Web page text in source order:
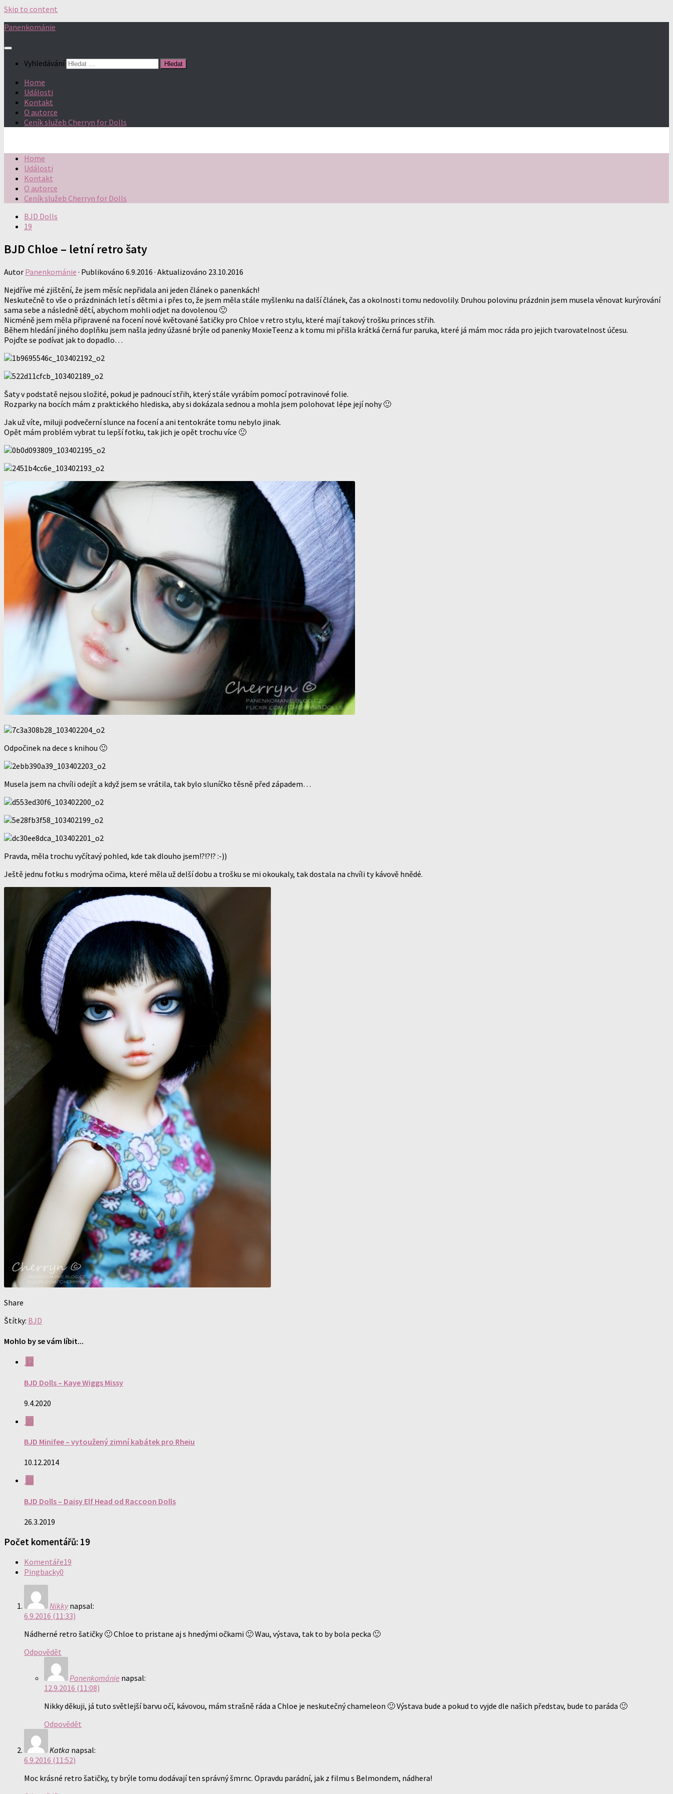
Skip to content
Panenkománie
Vyhledávání
Home
Události
Kontakt
O autorce
Ceník služeb Cherryn for Dolls
Home
Události
Kontakt
O autorce
Ceník služeb Cherryn for Dolls
BJD Dolls
19
BJD Chloe – letní retro šaty
Autor Panenkománie · Publikováno 6.9.2016 · Aktualizováno 23.10.2016
Nejdříve mé zjištění, že jsem měsíc nepřidala ani jeden článek o panenkách!
Neskutečně to vše o prázdninách letí s dětmi a i přes to, že jsem měla stále myšlenku na další článek, čas a okolnosti tomu nedovolily. Druhou polovinu prázdnin jsem musela věnovat kurýrování
sama sebe a následně dětí, abychom mohli odjet na dovolenou 🙂
Nicméně jsem měla připravené na focení nové květované šatičky pro Chloe v retro stylu, které mají takový trošku princes střih.
Během hledání jiného doplňku jsem našla jedny úžasné brýle od panenky MoxieTeenz a k tomu mi přišla krátká černá fur paruka, které já mám moc ráda pro jejich tvarovatelnost účesu.
Pojďte se podívat jak to dopadlo…
Šaty v podstatě nejsou složité, pokud je padnoucí střih, který stále vyrábím pomocí potravinové folie.
Rozparky na bocích mám z praktického hlediska, aby si dokázala sednou a mohla jsem polohovat lépe její nohy 🙂
Jak už víte, miluji podvečerní slunce na focení a ani tentokráte tomu nebylo jinak.
Opět mám problém vybrat tu lepší fotku, tak jich je opět trochu více 🙂
Odpočinek na dece s knihou 🙂
Musela jsem na chvíli odejít a když jsem se vrátila, tak bylo sluníčko těsně před západem…
Pravda, měla trochu vyčítavý pohled, kde tak dlouho jsem!?!?!? :-))
Ještě jednu fotku s modrýma očima, které měla už delší dobu a trošku se mi okoukaly, tak dostala na chvíli ty kávově hnědé.
Share
Štítky: BJD
Mohlo by se vám líbit...
12
BJD Dolls – Kaye Wiggs Missy
9.4.2020
20
BJD Minifee – vytoužený zimní kabátek pro Rheiu
10.12.2014
10
BJD Dolls – Daisy Elf Head od Raccoon Dolls
26.3.2019
Počet komentářů: 19
Komentáře19
Pingbacky0
Nikky napsal:
6.9.2016 (11:33)
Nádherné retro šatičky 🙂 Chloe to pristane aj s hnedými očkami 🙂 Wau, výstava, tak to by bola pecka 🙂
Odpovědět
Panenkománie napsal:
12.9.2016 (11:08)
Nikky děkuji, já tuto světlejší barvu očí, kávovou, mám strašně ráda a Chloe je neskutečný chameleon 🙂 Výstava bude a pokud to vyjde dle našich představ, bude to paráda 🙂
Odpovědět
Katka napsal:
6.9.2016 (11:52)
Moc krásné retro šatičky, ty brýle tomu dodávají ten správný šmrnc. Opravdu parádní, jak z filmu s Belmondem, nádhera!